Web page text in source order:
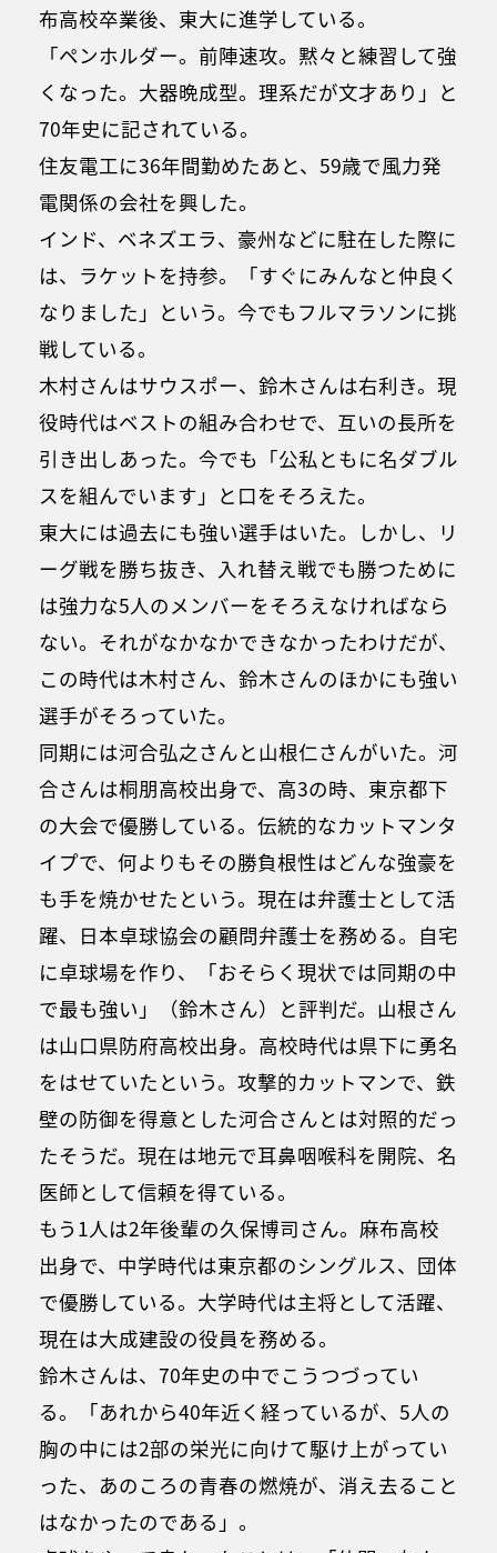
布高校卒業後、東大に進学している。
「ペンホルダー。前陣速攻。黙々と練習して強
くなった。大器晩成型。理系だが文才あり」と
70年史に記されている。
住友電工に36年間勤めたあと、59歳で風力発
電関係の会社を興した。
インド、ベネズエラ、豪州などに駐在した際に
は、ラケットを持参。「すぐにみんなと仲良く
なりました」という。今でもフルマラソンに挑
戦している。
木村さんはサウスポー、鈴木さんは右利き。現
役時代はベストの組み合わせで、互いの長所を
引き出しあった。今でも「公私ともに名ダブル
スを組んでいます」と口をそろえた。
東大には過去にも強い選手はいた。しかし、リ
ーグ戦を勝ち抜き、入れ替え戦でも勝つために
は強力な5人のメンバーをそろえなければなら
ない。それがなかなかできなかったわけだが、
この時代は木村さん、鈴木さんのほかにも強い
選手がそろっていた。
同期には河合弘之さんと山根仁さんがいた。河
合さんは桐朋高校出身で、高3の時、東京都下
の大会で優勝している。伝統的なカットマンタ
イプで、何よりもその勝負根性はどんな強豪を
も手を焼かせたという。現在は弁護士として活
躍、日本卓球協会の顧問弁護士を務める。自宅
に卓球場を作り、「おそらく現状では同期の中
で最も強い」（鈴木さん）と評判だ。山根さん
は山口県防府高校出身。高校時代は県下に勇名
をはせていたという。攻撃的カットマンで、鉄
壁の防御を得意とした河合さんとは対照的だっ
たそうだ。現在は地元で耳鼻咽喉科を開院、名
医師として信頼を得ている。
もう1人は2年後輩の久保博司さん。麻布高校
出身で、中学時代は東京都のシングルス、団体
で優勝している。大学時代は主将として活躍、
現在は大成建設の役員を務める。
鈴木さんは、70年史の中でこうつづってい
る。「あれから40年近く経っているが、5人の
胸の中には2部の栄光に向けて駆け上がってい
った、あのころの青春の燃焼が、消え去ること
はなかったのである」。